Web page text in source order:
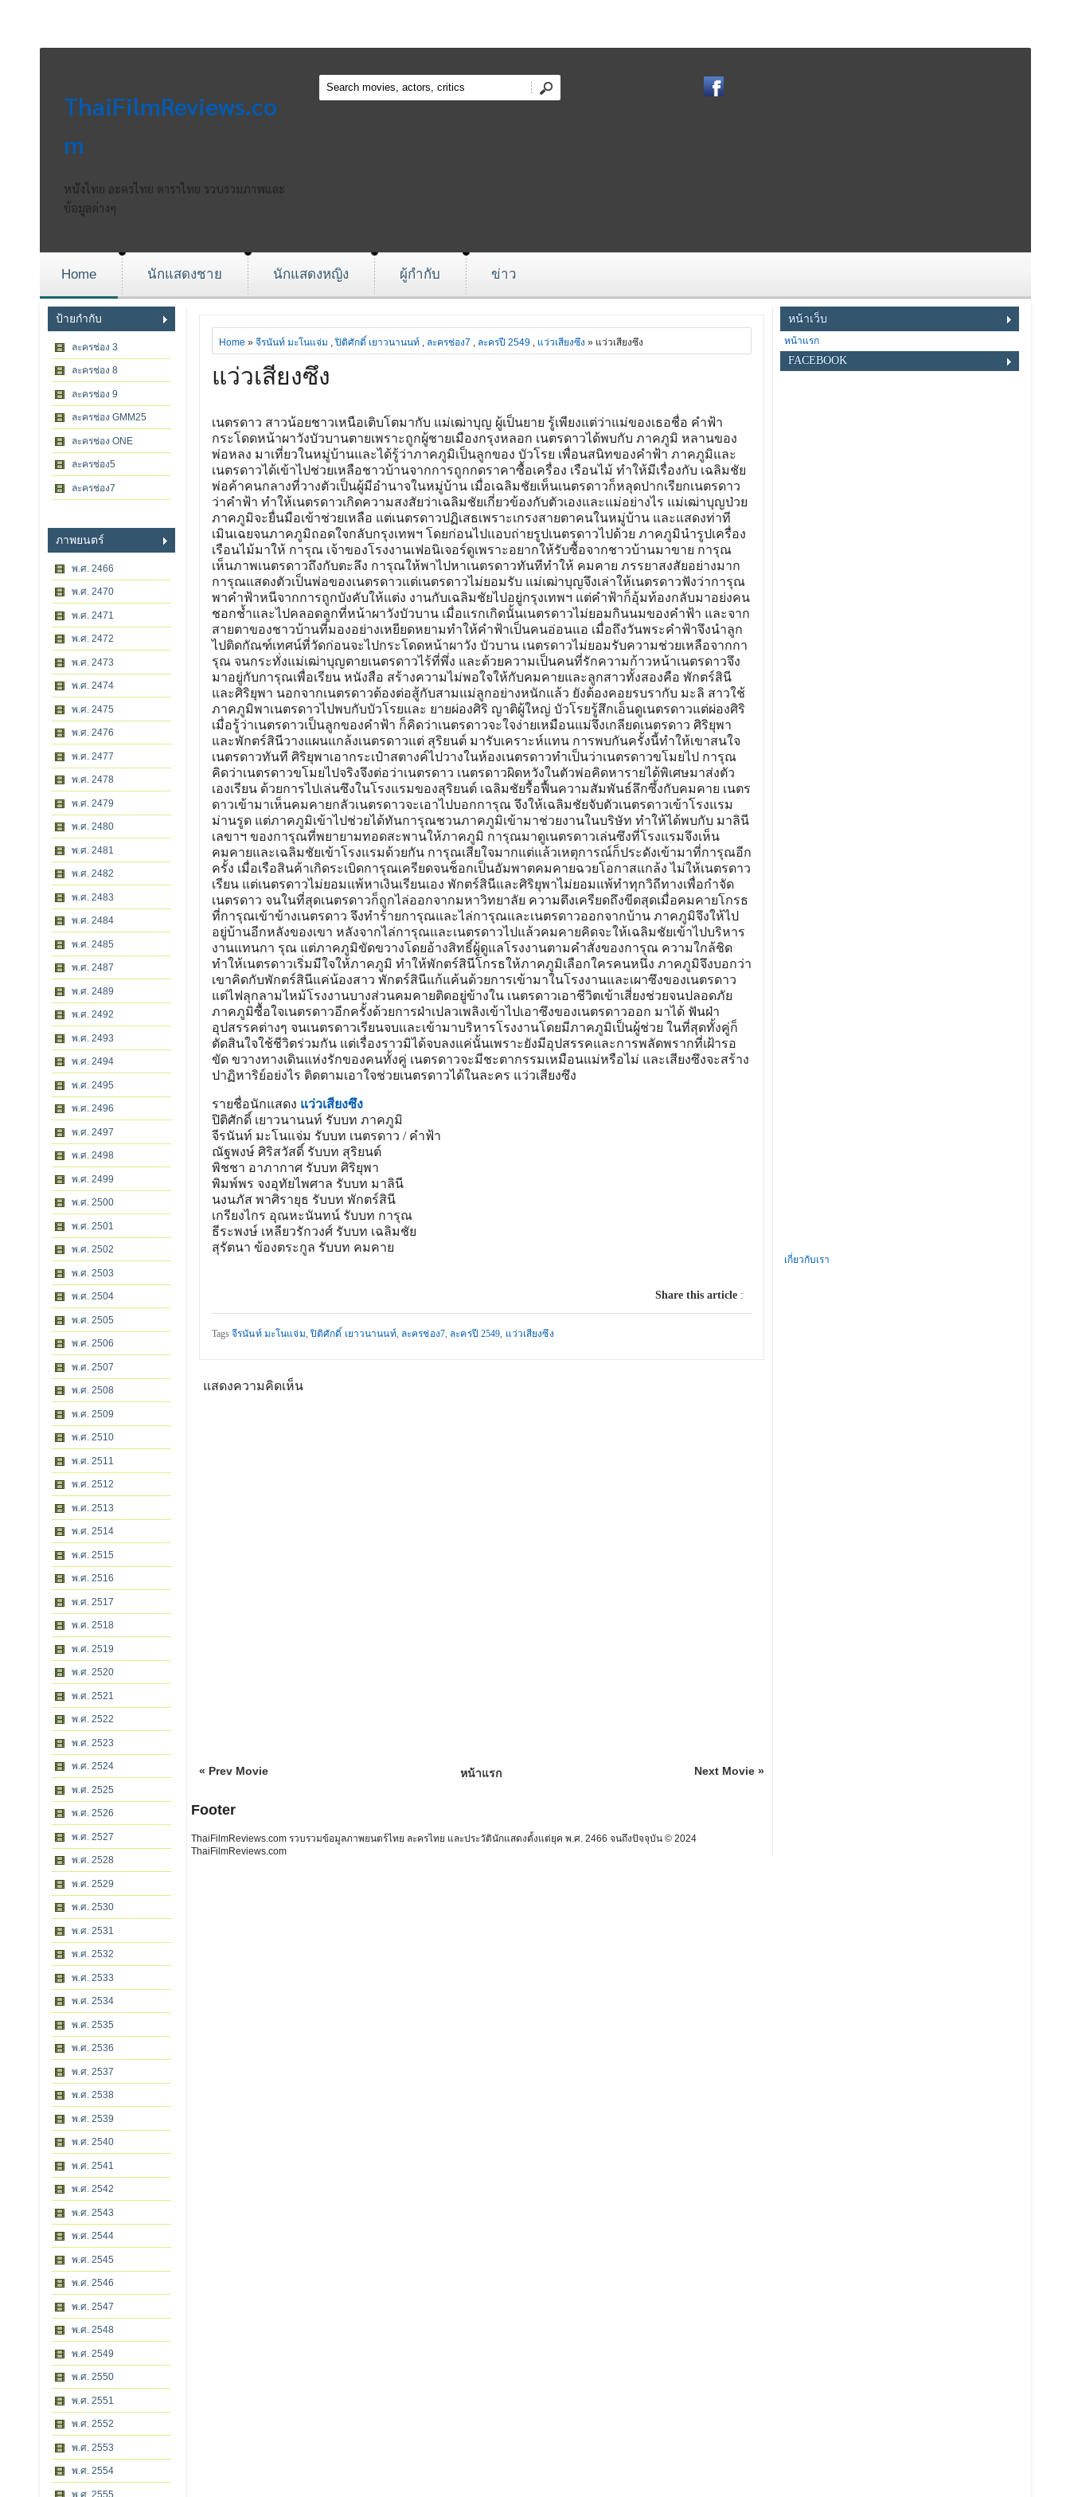
ThaiFilmReviews.co
m
หนังไทย ละครไทย ดาราไทย รวบรวมภาพและ
ข้อมูลต่างๆ
Home นักแสดงชาย นักแสดงหญิง ผู้กำกับ ข่าว
ป้ายกำกับ
ละครช่อง 3
ละครช่อง 8
ละครช่อง 9
ละครช่อง GMM25
ละครช่อง ONE
ละครช่อง5
ละครช่อง7
ภาพยนตร์
พ.ศ. 2466
พ.ศ. 2470
พ.ศ. 2471
พ.ศ. 2472
พ.ศ. 2473
พ.ศ. 2474
พ.ศ. 2475
พ.ศ. 2476
พ.ศ. 2477
พ.ศ. 2478
พ.ศ. 2479
พ.ศ. 2480
พ.ศ. 2481
พ.ศ. 2482
พ.ศ. 2483
พ.ศ. 2484
พ.ศ. 2485
พ.ศ. 2487
พ.ศ. 2489
พ.ศ. 2492
พ.ศ. 2493
พ.ศ. 2494
พ.ศ. 2495
พ.ศ. 2496
พ.ศ. 2497
พ.ศ. 2498
พ.ศ. 2499
พ.ศ. 2500
พ.ศ. 2501
พ.ศ. 2502
พ.ศ. 2503
พ.ศ. 2504
พ.ศ. 2505
พ.ศ. 2506
พ.ศ. 2507
พ.ศ. 2508
พ.ศ. 2509
พ.ศ. 2510
พ.ศ. 2511
พ.ศ. 2512
พ.ศ. 2513
พ.ศ. 2514
พ.ศ. 2515
พ.ศ. 2516
พ.ศ. 2517
พ.ศ. 2518
พ.ศ. 2519
พ.ศ. 2520
พ.ศ. 2521
พ.ศ. 2522
พ.ศ. 2523
พ.ศ. 2524
พ.ศ. 2525
พ.ศ. 2526
พ.ศ. 2527
พ.ศ. 2528
พ.ศ. 2529
พ.ศ. 2530
พ.ศ. 2531
พ.ศ. 2532
พ.ศ. 2533
พ.ศ. 2534
พ.ศ. 2535
พ.ศ. 2536
พ.ศ. 2537
พ.ศ. 2538
พ.ศ. 2539
พ.ศ. 2540
พ.ศ. 2541
พ.ศ. 2542
พ.ศ. 2543
พ.ศ. 2544
พ.ศ. 2545
พ.ศ. 2546
พ.ศ. 2547
พ.ศ. 2548
พ.ศ. 2549
พ.ศ. 2550
พ.ศ. 2551
พ.ศ. 2552
พ.ศ. 2553
พ.ศ. 2554
พ.ศ. 2555
Home » จีรนันท์ มะโนแจ่ม ,ปิติศักดิ์ เยาวนานนท์, ละครช่อง7 , ละครปี 2549, แว่วเสียงซึง » แว่วเสียงซึง
แว่วเสียงซึง
เนตรดาว สาวน้อยชาวเหนือเติบโตมากับ แม่เฒ่าบุญ ผู้เป็นยาย รู้เพียงแต่ว่าแม่ของเธอชื่อ คำฟ้า
กระโดดหน้าผาวังบัวบานตายเพราะถูกผู้ชายเมืองกรุงหลอก เนตรดาวได้พบกับ ภาคภูมิ หลานของ
พ่อหลง มาเที่ยวในหมู่บ้านและได้รู้ว่าภาคภูมิเป็นลูกของ บัวโรย เพื่อนสนิทของคำฟ้า ภาคภูมิและ
เนตรดาวได้เข้าไปช่วยเหลือชาวบ้านจากการถูกกดราคาซื้อเครื่อง เรือนไม้ ทำให้มีเรื่องกับ เฉลิมชัย
พ่อค้าคนกลางที่วางตัวเป็นผู้มีอำนาจในหมู่บ้าน เมื่อเฉลิมชัยเห็นเนตรดาวก็หลุดปากเรียกเนตรดาว
ว่าคำฟ้า ทำให้เนตรดาวเกิดความสงสัยว่าเฉลิมชัยเกี่ยวข้องกับตัวเองและแม่อย่างไร แม่เฒ่าบุญป่วย
ภาคภูมิจะยื่นมือเข้าช่วยเหลือ แต่เนตรดาวปฏิเสธเพราะเกรงสายตาคนในหมู่บ้าน และแสดงท่าที
เมินเฉยจนภาคภูมิถอดใจกลับกรุงเทพฯ โดยก่อนไปแอบถ่ายรูปเนตรดาวไปด้วย ภาคภูมินำรูปเครื่อง
เรือนไม้มาให้ การุณ เจ้าของโรงงานเฟอนิเจอร์ดูเพราะอยากให้รับซื้อจากชาวบ้านมาขาย การุณ
เห็นภาพเนตรดาวถึงกับตะลึง การุณให้พาไปหาเนตรดาวทันทีทำให้ คมคาย ภรรยาสงสัยอย่างมาก
การุณแสดงตัวเป็นพ่อของเนตรดาวแต่เนตรดาวไม่ยอมรับ แม่เฒ่าบุญจึงเล่าให้เนตรดาวฟังว่าการุณ
พาคำฟ้าหนีจากการถูกบังคับให้แต่ง งานกับเฉลิมชัยไปอยู่กรุงเทพฯ แต่คำฟ้าก็อุ้มท้องกลับมาอย่งคน
ชอกช้ำและไปคลอดลูกที่หน้าผาวังบัวบาน เมื่อแรกเกิดนั้นเนตรดาวไม่ยอมกินนมของคำฟ้า และจาก
สายตาของชาวบ้านที่มองอย่างเหยียดหยามทำให้คำฟ้าเป็นคนอ่อนแอ เมื่อถึงวันพระคำฟ้าจึงนำลูก
ไปติดกัณฑ์เทศน์ที่วัดก่อนจะไปกระโดดหน้าผาวัง บัวบาน เนตรดาวไม่ยอมรับความช่วยเหลือจากกา
รุณ จนกระทั่งแม่เฒ่าบุญตายเนตรดาวไร้ที่พึ่ง และด้วยความเป็นคนที่รักความก้าวหน้าเนตรดาวจึง
มาอยู่กับการุณเพื่อเรียน หนังสือ สร้างความไม่พอใจให้กับคมคายและลูกสาวทั้งสองคือ พักตร์สินี
และศิริยุพา นอกจากเนตรดาวต้องต่อสู้กับสามแม่ลูกอย่างหนักแล้ว ยังต้องคอยรบรากับ มะลิ สาวใช้
ภาคภูมิพาเนตรดาวไปพบกับบัวโรยและ ยายผ่องศิริ ญาติผู้ใหญ่ บัวโรยรู้สึกเอ็นดูเนตรดาวแต่ผ่องศิริ
เมื่อรู้ว่าเนตรดาวเป็นลูกของคำฟ้า ก็คิดว่าเนตรดาวจะใจง่ายเหมือนแม่จึงเกลียดเนตรดาว ศิริยุพา
และพักตร์สินีวางแผนแกล้งเนตรดาวแต่ สุริยนต์ มารับเคราะห์แทน การพบกันครั้งนี้ทำให้เขาสนใจ
เนตรดาวทันที ศิริยุพาเอากระเป๋าสตางค์ไปวางในห้องเนตรดาวทำเป็นว่าเนตรดาวขโมยไป การุณ
คิดว่าเนตรดาวขโมยไปจริงจึงต่อว่าเนตรดาว เนตรดาวผิดหวังในตัวพ่อคิดหารายได้พิเศษมาส่งตัว
เองเรียน ด้วยการไปเล่นซึงในโรงแรมของสุริยนต์ เฉลิมชัยรื้อฟื้นความสัมพันธ์ลึกซึ้งกับคมคาย เนตร
ดาวเข้ามาเห็นคมคายกลัวเนตรดาวจะเอาไปบอกการุณ จึงให้เฉลิมชัยจับตัวเนตรดาวเข้าโรงแรม
ม่านรูด แต่ภาคภูมิเข้าไปช่วยได้ทันการุณชวนภาคภูมิเข้ามาช่วยงานในบริษัท ทำให้ได้พบกับ มาลินี
เลขาฯ ของการุณที่พยายามทอดสะพานให้ภาคภูมิ การุณมาดูเนตรดาวเล่นซึงที่โรงแรมจึงเห็น
คมคายและเฉลิมชัยเข้าโรงแรมด้วยกัน การุณเสียใจมากแต่แล้วเหตุการณ์ก็ประดังเข้ามาที่การุณอีก
ครั้ง เมื่อเรือสินค้าเกิดระเบิดการุณเครียดจนช็อกเป็นอัมพาตคมคายฉวยโอกาสแกล้ง ไม่ให้เนตรดาว
เรียน แต่เนตรดาวไม่ยอมแพ้หาเงินเรียนเอง พักตร์สินีและศิริยุพาไม่ยอมแพ้ทำทุกวิถีทางเพื่อกำจัด
เนตรดาว จนในที่สุดเนตรดาวก็ถูกไล่ออกจากมหาวิทยาลัย ความตึงเครียดถึงขีดสุดเมื่อคมคายโกรธ
ที่การุณเข้าข้างเนตรดาว จึงทำร้ายการุณและไล่การุณและเนตรดาวออกจากบ้าน ภาคภูมิจึงให้ไป
อยู่บ้านอีกหลังของเขา หลังจากไล่การุณและเนตรดาวไปแล้วคมคายคิดจะให้เฉลิมชัยเข้าไปบริหาร
งานแทนกา รุณ แต่ภาคภูมิขัดขวางโดยอ้างสิทธิ์ผู้ดูแลโรงงานตามคำสั่งของการุณ ความใกล้ชิด
ทำให้เนตรดาวเริ่มมีใจให้ภาคภูมิ ทำให้พักตร์สินีโกรธให้ภาคภูมิเลือกใครคนหนึ่ง ภาคภูมิจึงบอกว่า
เขาคิดกับพักตร์สินีแค่น้องสาว พักตร์สินีแก้แค้นด้วยการเข้ามาในโรงงานและเผาซึงของเนตรดาว
แต่ไฟลุกลามไหม้โรงงานบางส่วนคมคายติดอยู่ข้างใน เนตรดาวเอาชีวิตเข้าเสี่ยงช่วยจนปลอดภัย
ภาคภูมิซื้อใจเนตรดาวอีกครั้งด้วยการฝ่าเปลวเพลิงเข้าไปเอาซึงของเนตรดาวออก มาได้ ฟันฝ่า
อุปสรรคต่างๆ จนเนตรดาวเรียนจบและเข้ามาบริหารโรงงานโดยมีภาคภูมิเป็นผู้ช่วย ในที่สุดทั้งคู่ก็
ตัดสินใจใช้ชีวิตร่วมกัน แต่เรื่องราวมิได้จบลงแค่นั้นเพราะยังมีอุปสรรคและการพลัดพรากที่เฝ้ารอ
ขัด ขวางทางเดินแห่งรักของคนทั้งคู่ เนตรดาวจะมีชะตากรรมเหมือนแม่หรือไม่ และเสียงซึงจะสร้าง
ปาฏิหาริย์อย่งไร ติดตามเอาใจช่วยเนตรดาวได้ในละคร แว่วเสียงซึง
รายชื่อนักแสดง แว่วเสียงซึง
ปิติศักดิ์ เยาวนานนท์ รับบท ภาคภูมิ
จีรนันท์ มะโนแจ่ม รับบท เนตรดาว / คำฟ้า
ณัฐพงษ์ ศิริสวัสดิ์ รับบท สุริยนต์
พิชชา อาภากาศ รับบท ศิริยุพา
พิมพ์พร จงอุทัยไพศาล รับบท มาลินี
นงนภัส พาศิรายุธ รับบท พักตร์สินี
เกรียงไกร อุณหะนันทน์ รับบท การุณ
ธีระพงษ์ เหลียวรักวงศ์ รับบท เฉลิมชัย
สุรัตนา ข้องตระกูล รับบท คมคาย
Share this article:
Tagsจีรนันท์ มะโนแจ่ม,ปิติศักดิ์ เยาวนานนท์, ละครช่อง7, ละครปี 2549, แว่วเสียงซึง
แสดงความคิดเห็น
« Prev Movie Next Movie »
หน้าแรก
Footer
ThaiFilmReviews.com รวบรวมข้อมูลภาพยนตร์ไทย ละครไทย และประวัตินักแสดงตั้งแต่ยุค พ.ศ. 2466 จนถึงปัจจุบัน © 2024
ThaiFilmReviews.com
หน้าเว็บ
หน้าแรก
FACEBOOK
เกี่ยวกับเรา